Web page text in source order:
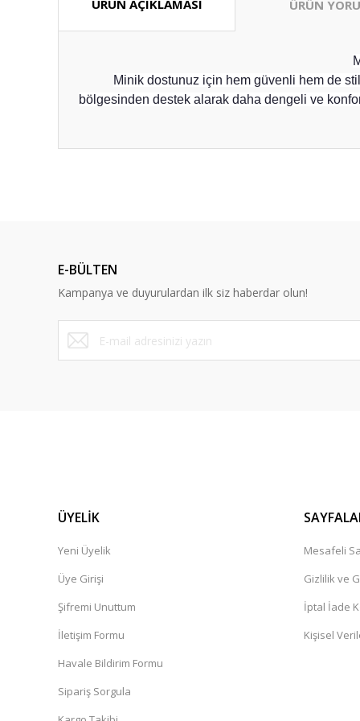
ÜRÜN AÇIKLAMASI ÜRÜN
Minik dostunuz için hem güvenli hem de
bölgesinden destek alarak daha dengeli ve
Y... A... | 10/09/2023
Deneyimini Paylaş
E-BÜLTEN
Kampanya ve duyurulardan ilk siz haberdar olun!
ÜYELİK
Yeni Üyelik
Üye Girişi
Şifremi Unuttum
İletişim Formu
Havale Bildirim Formu
Sipariş Sorgula
Mesafeli
Gizlilik ve
İptal İade
Kişisel